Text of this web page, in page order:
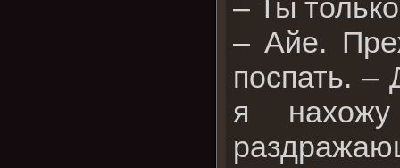
– Айе.
поспать. –
я нахожу